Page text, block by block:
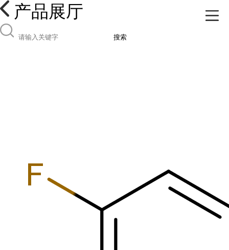
产品展厅
搜索